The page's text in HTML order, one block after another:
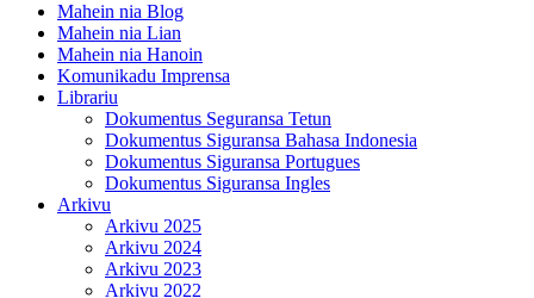
Mahein nia Blog
Mahein nia Lian
Mahein nia Hanoin
Komunikadu Imprensa
Librariu
Dokumentus Seguransa Tetun
Dokumentus Siguransa Bahasa Indonesia
Dokumentus Siguransa Portugues
Dokumentus Siguransa Ingles
Arkivu
Arkivu 2025
Arkivu 2024
Arkivu 2023
Arkivu 2022